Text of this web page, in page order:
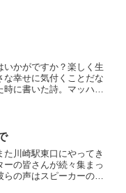
いかがですか？楽しく生
な幸せに気付くことだな
時に書いた詩。マッハチ
た川崎駅東口にやってき
ーの皆さんが続々集まっ
らの声はスピーカーの中